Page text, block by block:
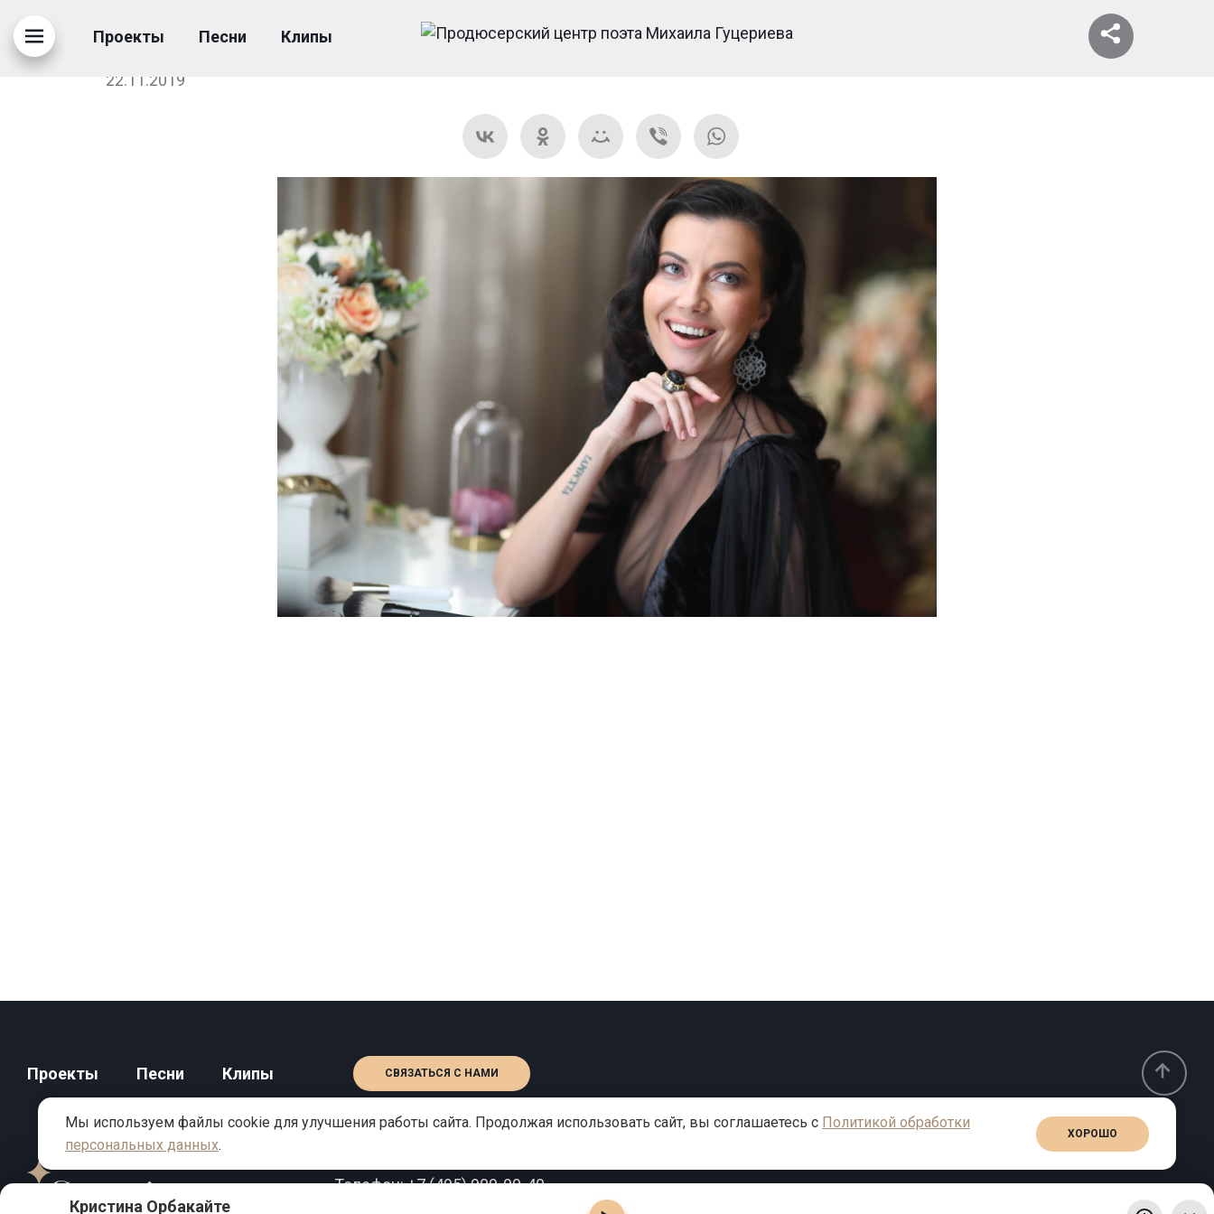
Кристина Орбакайте
Проекты Песни Клипы
СЪЁМКИ КЛИПА «ПОВТОРЯЙ ЗА МНОЙ» МИХАИЛА ШУФУТИНСКОГО И МАШИ
ВЕБЕР
22.11.2019
Проекты Песни Клипы СВЯЗАТЬСЯ С НАМИ
Телефон:+7 (495) 909-99-40
Мы используем файлы cookie для улучшения работы сайта. Продолжая использовать сайт, вы соглашаетесь с Политикой обработки
персональных данных.
ХОРОШО